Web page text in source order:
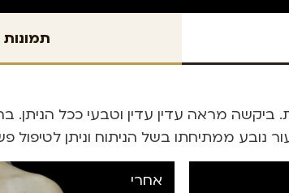
נובע ממתיחתו בשל הניתוח וניתן לטיפול
אחרי